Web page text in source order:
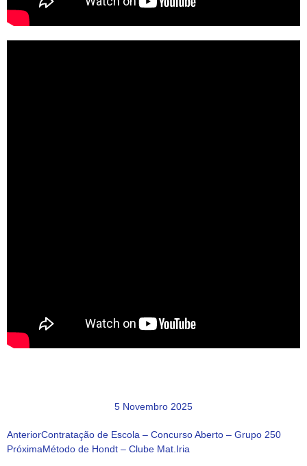
5 Novembro 2025
AnteriorContratação de Escola – Concurso Aberto – Grupo 250
PróximaMétodo de Hondt – Clube Mat.Iria